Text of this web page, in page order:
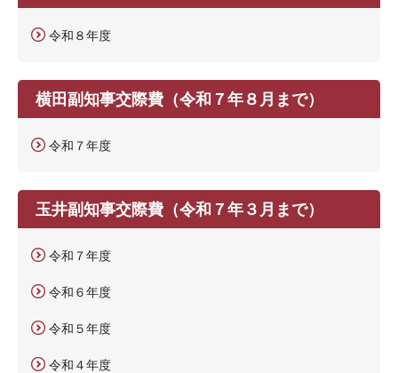
令和８年度
横田副知事交際費（令和７年８月まで）
令和７年度
玉井副知事交際費（令和７年３月まで）
令和７年度
令和６年度
令和５年度
令和４年度